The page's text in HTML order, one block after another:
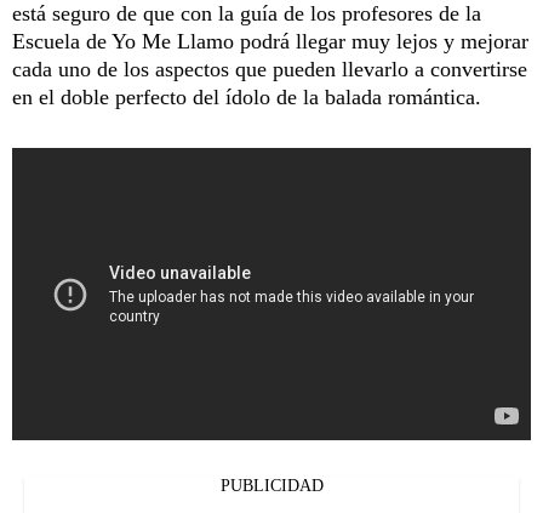
está seguro de que con la guía de los profesores de la
Escuela de Yo Me Llamo podrá llegar muy lejos y mejorar
cada uno de los aspectos que pueden llevarlo a convertirse
en el doble perfecto del ídolo de la balada romántica.
PUBLICIDAD